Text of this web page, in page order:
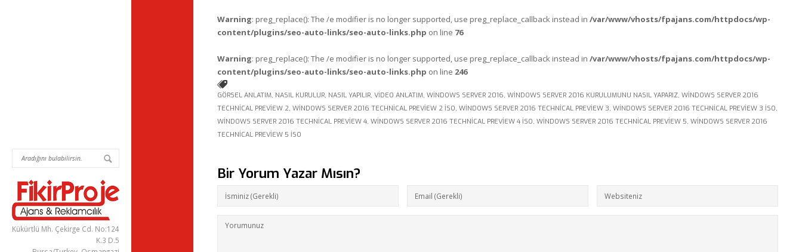
Kükürtlü Mh. Çekirge Cd. No:124
K.3 D.5
Warning: preg_replace(): The /e modifier is no longer supported, use preg_replace_callback instead in /var/www/vhosts/fpajans.com/httpdocs/wp-
content/plugins/seo-auto-links/seo-auto-links.php on line 76
Warning: preg_replace(): The /e modifier is no longer supported, use preg_replace_callback instead in /var/www/vhosts/fpajans.com/httpdocs/wp-
content/plugins/seo-auto-links/seo-auto-links.php on line 246
GÖRSEL ANLATIM, NASIL KURULUR, NASIL YAPILIR, VIDEO ANLATIM, WINDOWS SERVER 2016, WINDOWS SERVER 2016 KURULUMUNU NASIL YAPARIZ, WINDOWS SERVER 2016
TECHNICAL PREVIEW 2, WINDOWS SERVER 2016 TECHNICAL PREVIEW 2 ISO, WINDOWS SERVER 2016 TECHNICAL PREVIEW 3, WINDOWS SERVER 2016 TECHNICAL PREVIEW 3 ISO,
WINDOWS SERVER 2016 TECHNICAL PREVIEW 4, WINDOWS SERVER 2016 TECHNICAL PREVIEW 4 ISO, WINDOWS SERVER 2016 TECHNICAL PREVIEW 5, WINDOWS SERVER 2016
TECHNICAL PREVIEW 5 ISO
Bir Yorum Yazar Mısın?